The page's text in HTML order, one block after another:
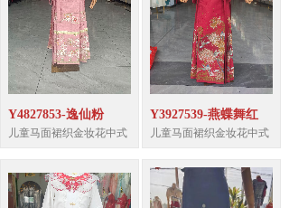
Y4827853-逸仙粉
儿童马面裙织金妆花中式
Y3927539-燕蝶舞红
儿童马面裙织金妆花中式